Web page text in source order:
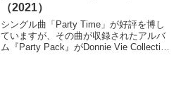
（2021）
シングル曲「Party Time」が好評を博し
ていますが、その曲が収録されたアルバ
ム『Party Pack』がDonnie Vie Collection